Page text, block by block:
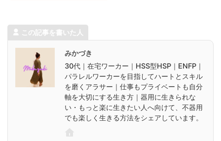
この記事を書いた人
みかづき
30代｜在宅ワーカー｜HSS型HSP｜ENFP｜
パラレルワーカーを目指してハートとスキル
を磨くアラサー｜仕事もプライベートも自分
軸を大切にする生き方｜器用に生きられな
い・もっと楽に生きたい人へ向けて、不器用
でも楽しく生きる方法をシェアしています。